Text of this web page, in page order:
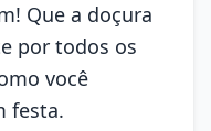
Que a doçura
por todos os
você
festa.